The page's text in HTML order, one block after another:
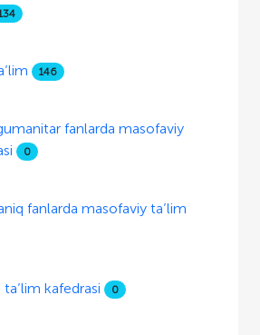
146
fanlarda masofaviy
0
fanlarda masofaviy ta’lim
kafedrasi 0